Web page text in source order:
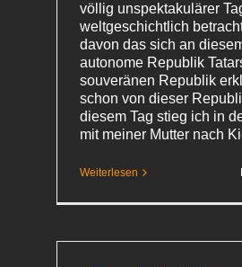
völlig unspektakulärer
weltgeschichtlich
davon das sich an
autonome Republik
souveränen Republik
schon von dieser
diesem Tag stieg ich in
mit meiner Mutter nach
Weiterlesen